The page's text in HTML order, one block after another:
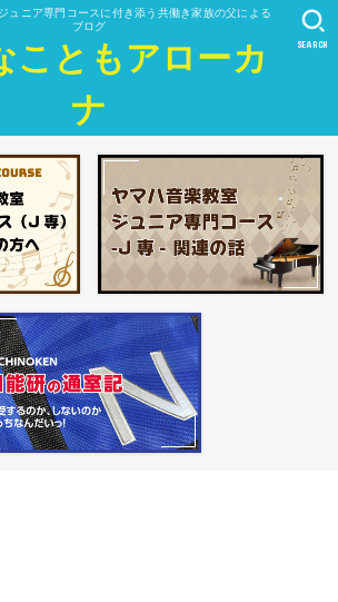
ュニア専門コースに付き添う共働き家族の父による
ブログ
こともアローカ
ナ
SEARCH